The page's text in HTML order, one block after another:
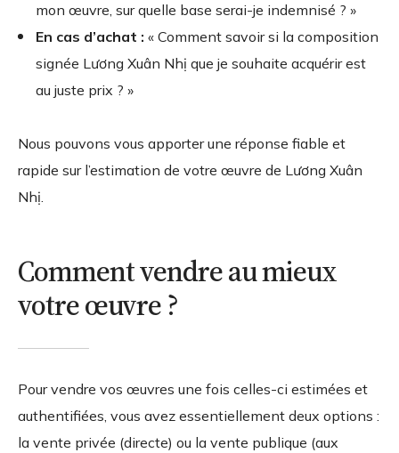
mon œuvre, sur quelle base serai-je indemnisé ? »
En cas d’achat : « Comment savoir si la composition
signée Lương Xuân Nhị que je souhaite acquérir est
au juste prix ? »
Nous pouvons vous apporter une réponse fiable et
rapide sur l’estimation de votre œuvre de Lương Xuân
Nhị.
Comment vendre au mieux
votre œuvre ?
Pour vendre vos œuvres une fois celles-ci estimées et
authentifiées, vous avez essentiellement deux options :
la vente privée (directe) ou la vente publique (aux